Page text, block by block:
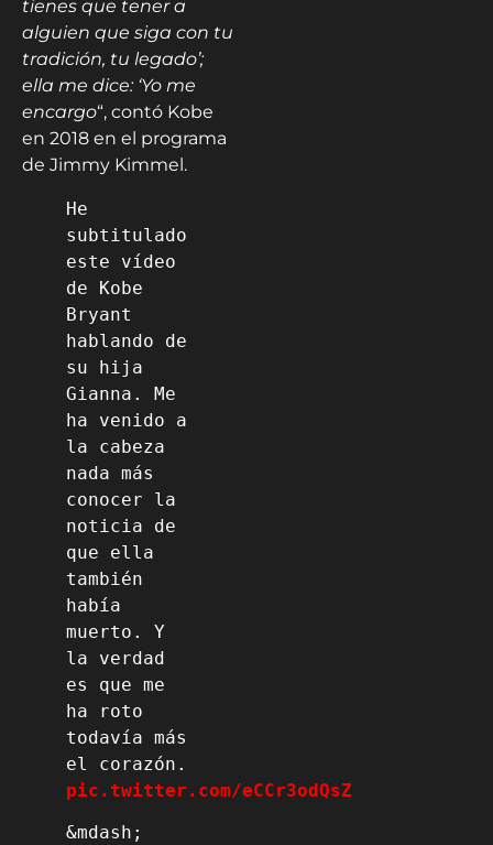
tienes que tener a
alguien que siga con tu
tradición, tu legado’;
ella me dice: ‘Yo me
encargo“, contó Kobe
en 2018 en el programa
de Jimmy Kimmel.
He
subtitulado
este vídeo
de Kobe
Bryant
hablando de
su hija
Gianna. Me
ha venido a
la cabeza
nada más
conocer la
noticia de
que ella
también
había
muerto. Y
la verdad
es que me
ha roto
todavía más
pic.twitter.com/eCCr3odQsZ
&mdash;